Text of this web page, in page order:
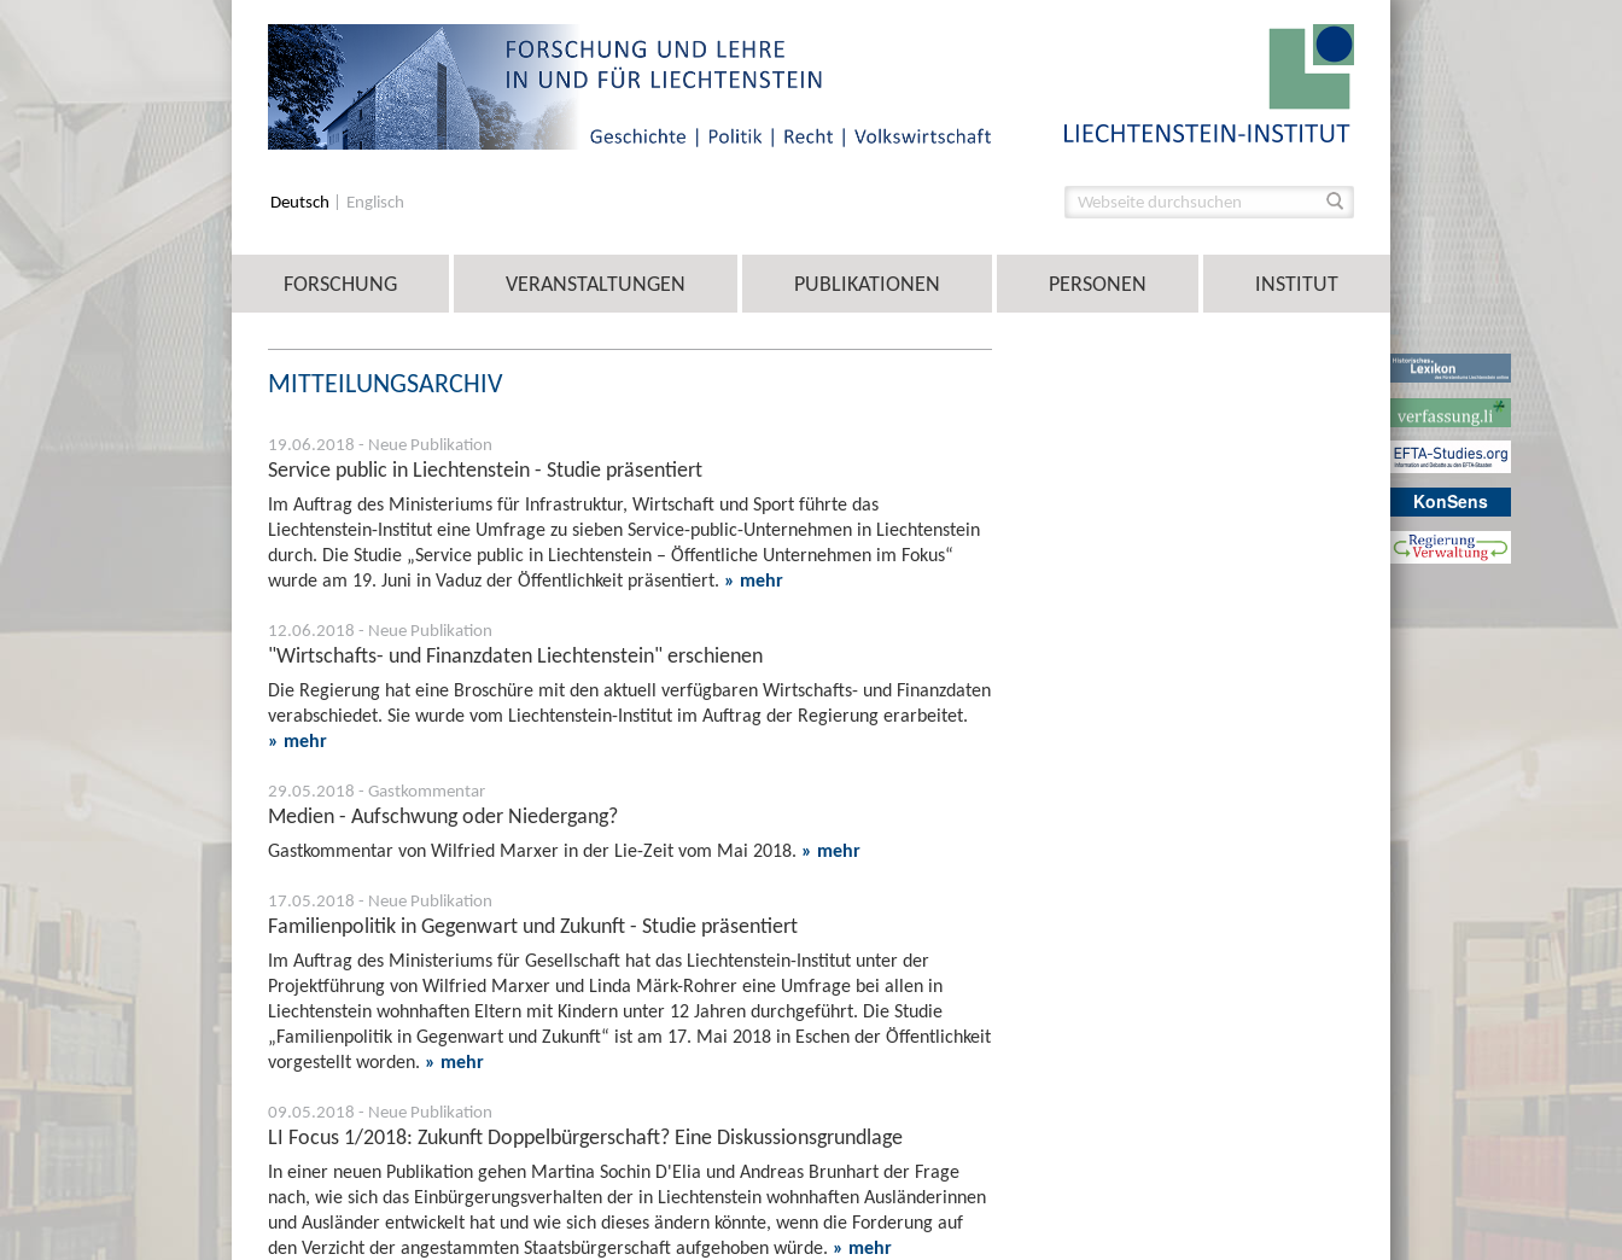
KonSens
Deutsch Englisch
FORSCHUNG VERANSTALTUNGEN PUBLIKATIONEN PERSONEN INSTITUT
MITTEILUNGSARCHIV
19.06.2018 - Neue Publikation
Service public in Liechtenstein - Studie präsentiert
Im Auftrag des Ministeriums für Infrastruktur, Wirtschaft und Sport führte das
Liechtenstein-Institut eine Umfrage zu sieben Service-public-Unternehmen in Liechtenstein
durch. Die Studie „Service public in Liechtenstein – Öffentliche Unternehmen im Fokus“
wurde am 19. Juni in Vaduz der Öffentlichkeit präsentiert. » mehr
12.06.2018 - Neue Publikation
"Wirtschafts- und Finanzdaten Liechtenstein" erschienen
Die Regierung hat eine Broschüre mit den aktuell verfügbaren Wirtschafts- und Finanzdaten
verabschiedet. Sie wurde vom Liechtenstein-Institut im Auftrag der Regierung erarbeitet.
» mehr
29.05.2018 - Gastkommentar
Medien - Aufschwung oder Niedergang?
Gastkommentar von Wilfried Marxer in der Lie-Zeit vom Mai 2018. » mehr
17.05.2018 - Neue Publikation
Familienpolitik in Gegenwart und Zukunft - Studie präsentiert
Im Auftrag des Ministeriums für Gesellschaft hat das Liechtenstein-Institut unter der
Projektführung von Wilfried Marxer und Linda Märk-Rohrer eine Umfrage bei allen in
Liechtenstein wohnhaften Eltern mit Kindern unter 12 Jahren durchgeführt. Die Studie
„Familienpolitik in Gegenwart und Zukunft“ ist am 17. Mai 2018 in Eschen der Öffentlichkeit
vorgestellt worden. » mehr
09.05.2018 - Neue Publikation
LI Focus 1/2018: Zukunft Doppelbürgerschaft? Eine Diskussionsgrundlage
In einer neuen Publikation gehen Martina Sochin D'Elia und Andreas Brunhart der Frage
nach, wie sich das Einbürgerungsverhalten der in Liechtenstein wohnhaften Ausländerinnen
und Ausländer entwickelt hat und wie sich dieses ändern könnte, wenn die Forderung auf
den Verzicht der angestammten Staatsbürgerschaft aufgehoben würde. » mehr